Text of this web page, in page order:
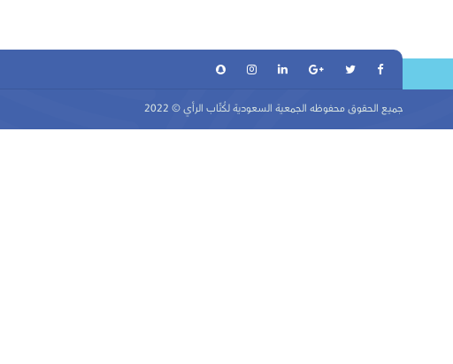
جميع الحقوق محفوظهالجمعية السعودية لكُتّاب الرأي© 2022